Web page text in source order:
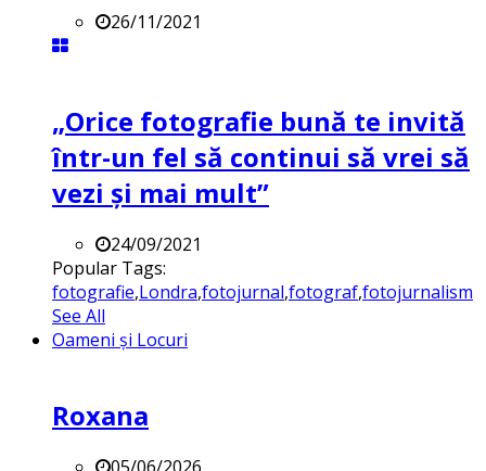
26/11/2021
„Orice fotografie bună te invită
într-un fel să continui să vrei să
vezi și mai mult”
24/09/2021
Popular Tags:
fotografie,Londra,fotojurnal,fotograf,fotojurnalism
See All
Oameni și Locuri
Roxana